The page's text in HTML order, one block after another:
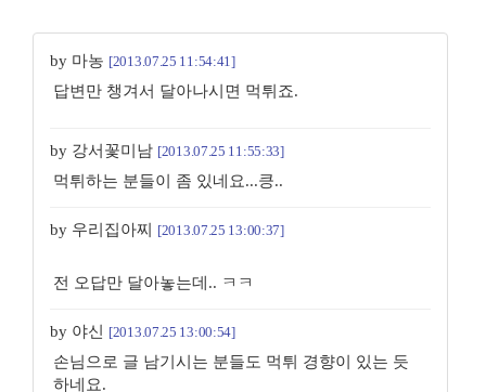
by 마농 [2013.07.25 11:54:41]
답변만 챙겨서 달아나시면 먹튀죠.
by 강서꽃미남 [2013.07.25 11:55:33]
먹튀하는 분들이 좀 있네요...킁..
by 우리집아찌 [2013.07.25 13:00:37]
전 오답만 달아놓는데.. ㅋㅋ
by 야신 [2013.07.25 13:00:54]
손님으로 글 남기시는 분들도 먹튀 경향이 있는 듯
하네요.